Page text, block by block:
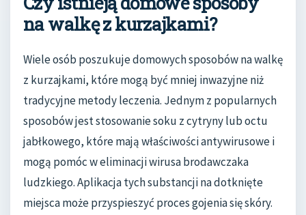
na walkę z kurzajkami?
Wiele osób poszukuje domowych sposobów na walkę
z kurzajkami, które mogą być mniej inwazyjne niż
tradycyjne metody leczenia. Jednym z popularnych
sposobów jest stosowanie soku z cytryny lub octu
jabłkowego, które mają właściwości antywirusowe i
mogą pomóc w eliminacji wirusa brodawczaka
ludzkiego. Aplikacja tych substancji na dotknięte
miejsca może przyspieszyć proces gojenia się skóry.